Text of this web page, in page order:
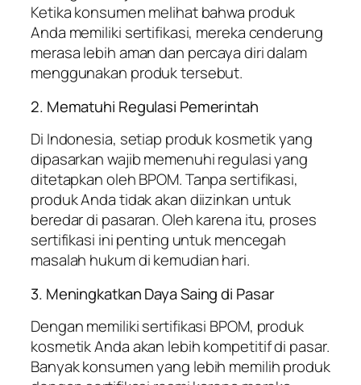
Ketika konsumen melihat bahwa produk
Anda memiliki sertifikasi, mereka cenderung
merasa lebih aman dan percaya diri dalam
menggunakan produk tersebut.
2. Mematuhi Regulasi Pemerintah
Di Indonesia, setiap produk kosmetik yang
dipasarkan wajib memenuhi regulasi yang
ditetapkan oleh BPOM. Tanpa sertifikasi,
produk Anda tidak akan diizinkan untuk
beredar di pasaran. Oleh karena itu, proses
sertifikasi ini penting untuk mencegah
masalah hukum di kemudian hari.
3. Meningkatkan Daya Saing di Pasar
Dengan memiliki sertifikasi BPOM, produk
kosmetik Anda akan lebih kompetitif di pasar.
Banyak konsumen yang lebih memilih produk